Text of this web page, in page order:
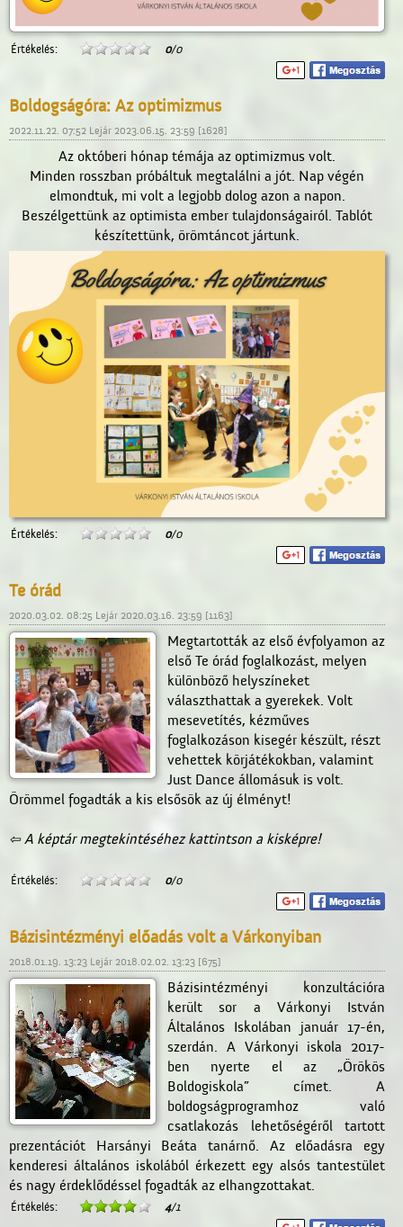
Értékelés: 0/0
Boldogságóra: Az optimizmus
2022.11.22. 07:52 Lejár 2023.06.15. 23:59 [1628]
Az októberi hónap témája az optimizmus volt.
Minden rosszban próbáltuk megtalálni a jót. Nap végén
elmondtuk, mi volt a legjobb dolog azon a napon.
Beszélgettünk az optimista ember tulajdonságairól. Tablót
készítettünk, örömtáncot jártunk.
Értékelés: 0/0
Te órád
2020.03.02. 08:25 Lejár 2020.03.16. 23:59 [1163]
Megtartották az első évfolyamon az
első Te órád foglalkozást, melyen
különböző helyszíneket
választhattak a gyerekek. Volt
mesevetítés, kézműves
foglalkozáson kisegér készült, részt
vehettek körjátékokban, valamint
Just Dance állomásuk is volt.
Örömmel fogadták a kis elsősök az új élményt!
⇦ A képtár megtekintéséhez kattintson a kisképre!
Értékelés: 0/0
Bázisintézményi előadás volt a Várkonyiban
2018.01.19. 13:23 Lejár 2018.02.02. 13:23 [675]
Bázisintézményi konzultációra
került sor a Várkonyi István
Általános Iskolában január 17-én,
szerdán. A Várkonyi iskola 2017-
ben nyerte el az „Örökös
Boldogiskola” címet. A
boldogságprogramhoz való
csatlakozás lehetőségéről tartott
prezentációt Harsányi Beáta tanárnő. Az előadásra egy
kenderesi általános iskolából érkezett egy alsós tantestület
és nagy érdeklődéssel fogadták az elhangzottakat.
Értékelés: 4/1